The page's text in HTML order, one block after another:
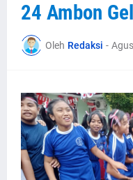
24 Ambon
Oleh Redaksi -